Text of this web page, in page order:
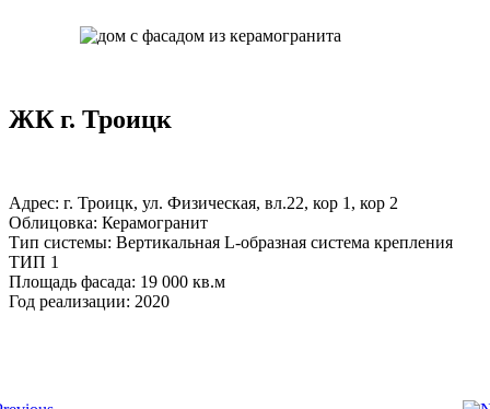
ЖК г. Троицк
Адрес: г. Троицк, ул. Физическая, вл.22, кор 1, кор 2
Облицовка: Керамогранит
Тип системы: Вертикальная L-образная система крепления
ТИП 1
Площадь фасада: 19 000 кв.м
Год реализации: 2020